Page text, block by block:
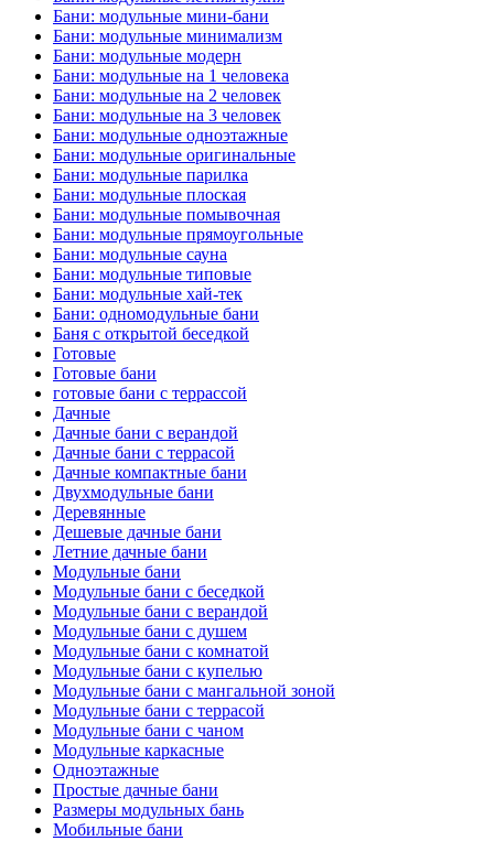
Бани: модульные мини-бани
Бани: модульные минимализм
Бани: модульные модерн
Бани: модульные на 1 человека
Бани: модульные на 2 человек
Бани: модульные на 3 человек
Бани: модульные одноэтажные
Бани: модульные оригинальные
Бани: модульные парилка
Бани: модульные плоская
Бани: модульные помывочная
Бани: модульные прямоугольные
Бани: модульные сауна
Бани: модульные типовые
Бани: модульные хай-тек
Бани: одномодульные бани
Баня с открытой беседкой
Готовые
Готовые бани
готовые бани с террассой
Дачные
Дачные бани с верандой
Дачные бани с террасой
Дачные компактные бани
Двухмодульные бани
Деревянные
Дешевые дачные бани
Летние дачные бани
Модульные бани
Модульные бани с беседкой
Модульные бани с верандой
Модульные бани с душем
Модульные бани с комнатой
Модульные бани с купелью
Модульные бани с мангальной зоной
Модульные бани с террасой
Модульные бани с чаном
Модульные каркасные
Одноэтажные
Простые дачные бани
Размеры модульных бань
Мобильные бани